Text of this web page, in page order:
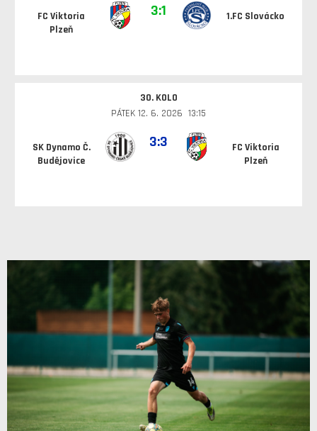
FC Viktoria
Plzeň
3:1 1.FC Slovácko
30. KOLO
PÁTEK 12. 6. 2026 13:15
SK Dynamo Č.
Budějovice
3:3
FC Viktoria
Plzeň